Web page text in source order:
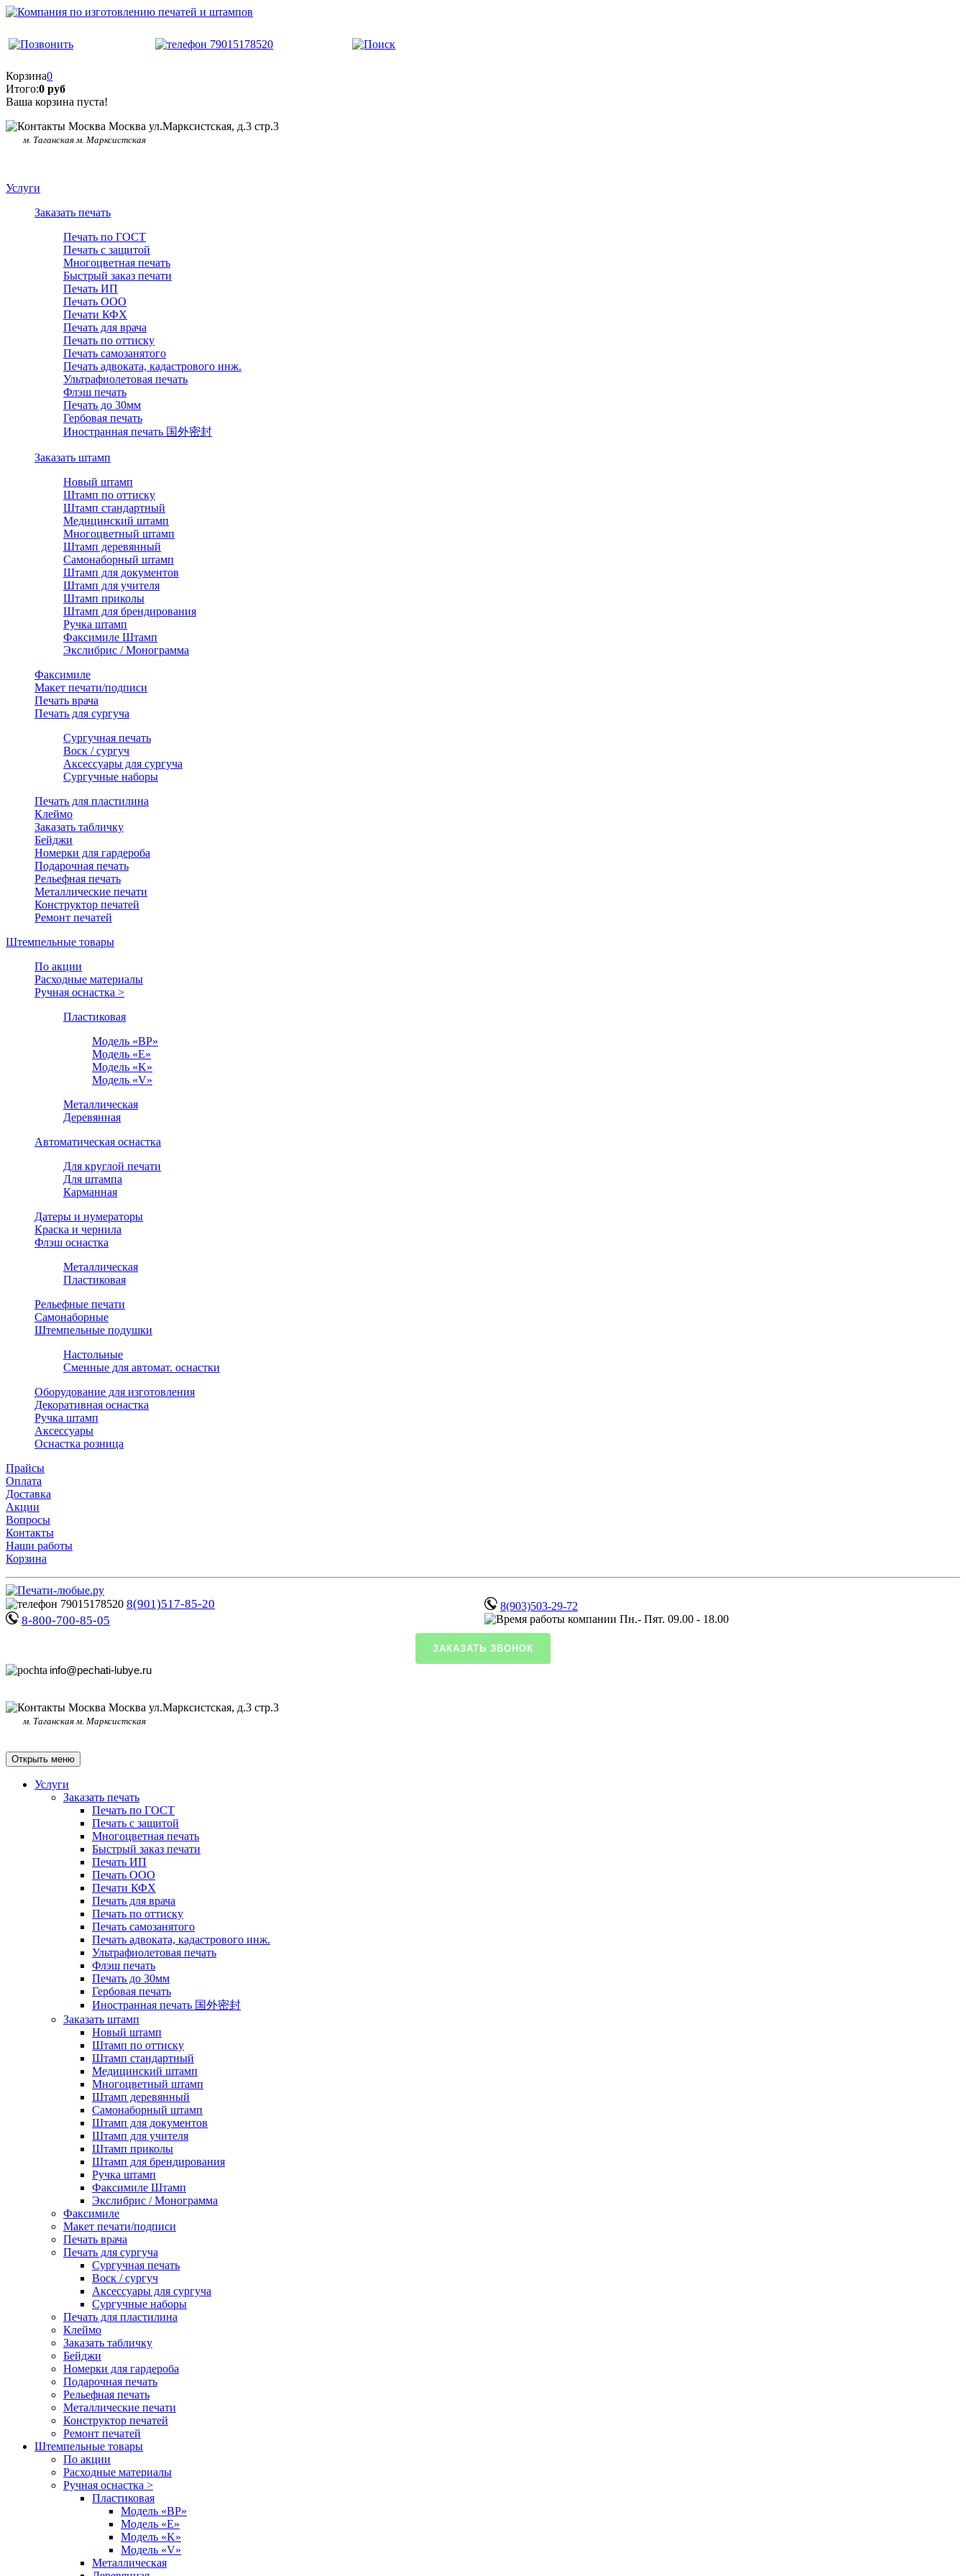
Корзина0
Итого:0 руб
Ваша корзина пуста!
Москва ул.Марксистская, д.3 стр.3
м. Таганская м. Марксистская
Услуги
Заказать печать
Печать по ГОСТ
Печать с защитой
Многоцветная печать
Быстрый заказ печати
Печать ИП
Печать ООО
Печати КФХ
Печать для врача
Печать по оттиску
Печать самозанятого
Печать адвоката, кадастрового инж.
Ультрафиолетовая печать
Флэш печать
Печать до 30мм
Гербовая печать
Иностранная печать 国外密封
Заказать штамп
Новый штамп
Штамп по оттиску
Штамп стандартный
Медицинский штамп
Многоцветный штамп
Штамп деревянный
Самонаборный штамп
Штамп для документов
Штамп для учителя
Штамп приколы
Штамп для брендирования
Ручка штамп
Факсимиле Штамп
Экслибрис / Монограмма
Факсимиле
Макет печати/подписи
Печать врача
Печать для сургуча
Сургучная печать
Воск / сургуч
Аксессуары для сургуча
Сургучные наборы
Печать для пластилина
Клеймо
Заказать табличку
Бейджи
Номерки для гардероба
Подарочная печать
Рельефная печать
Металлические печати
Конструктор печатей
Ремонт печатей
Штемпельные товары
По акции
Расходные материалы
Ручная оснастка >
Пластиковая
Модель «BP»
Модель «E»
Модель «K»
Модель «V»
Металлическая
Деревянная
Автоматическая оснастка
Для круглой печати
Для штампа
Карманная
Датеры и нумераторы
Краска и чернила
Флэш оснастка
Металлическая
Пластиковая
Рельефные печати
Самонаборные
Штемпельные подушки
Настольные
Сменные для автомат. оснастки
Оборудование для изготовления
Декоративная оснастка
Ручка штамп
Аксессуары
Оснастка розница
Прайсы
Оплата
Доставка
Акции
Вопросы
Контакты
Наши работы
Корзина
8(901)517-85-20
8-800-700-85-05
8(903)503-29-72
Пн.- Пят. 09.00 - 18.00
ЗАКАЗАТЬ ЗВОНОК
info@pechati-lubye.ru
Москва ул.Марксистская, д.3 стр.3
м. Таганская м. Марксистская
Открыть меню
Услуги
Заказать печать
Печать по ГОСТ
Печать с защитой
Многоцветная печать
Быстрый заказ печати
Печать ИП
Печать ООО
Печати КФХ
Печать для врача
Печать по оттиску
Печать самозанятого
Печать адвоката, кадастрового инж.
Ультрафиолетовая печать
Флэш печать
Печать до 30мм
Гербовая печать
Иностранная печать 国外密封
Заказать штамп
Новый штамп
Штамп по оттиску
Штамп стандартный
Медицинский штамп
Многоцветный штамп
Штамп деревянный
Самонаборный штамп
Штамп для документов
Штамп для учителя
Штамп приколы
Штамп для брендирования
Ручка штамп
Факсимиле Штамп
Экслибрис / Монограмма
Факсимиле
Макет печати/подписи
Печать врача
Печать для сургуча
Сургучная печать
Воск / сургуч
Аксессуары для сургуча
Сургучные наборы
Печать для пластилина
Клеймо
Заказать табличку
Бейджи
Номерки для гардероба
Подарочная печать
Рельефная печать
Металлические печати
Конструктор печатей
Ремонт печатей
Штемпельные товары
По акции
Расходные материалы
Ручная оснастка >
Пластиковая
Модель «BP»
Модель «E»
Модель «K»
Модель «V»
Металлическая